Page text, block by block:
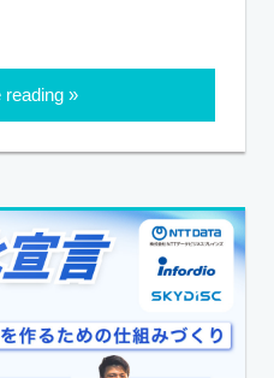
reading